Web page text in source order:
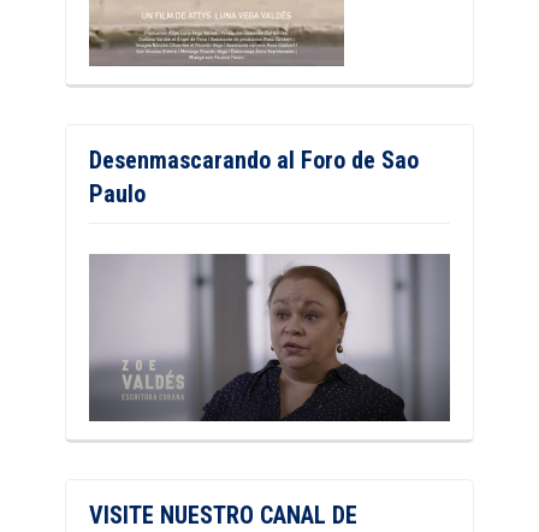
Desenmascarando al Foro de Sao
Paulo
VISITE NUESTRO CANAL DE